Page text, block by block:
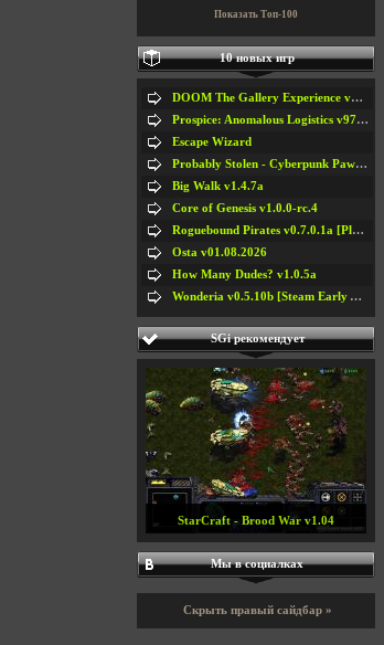
Показать Топ-100
10 новых игр
DOOM The Gallery Experience v1.4.2
Prospice: Anomalous Logistics v97 [Playtest]
Escape Wizard
Probably Stolen - Cyberpunk Pawnshop Simulator v048c [Playtest]
Big Walk v1.4.7a
Core of Genesis v1.0.0-rc.4
Roguebound Pirates v0.7.0.1a [Playtest]
Osta v01.08.2026
How Many Dudes? v1.0.5a
Wonderia v0.5.10b [Steam Early Access]
SGi рекомендует
StarCraft - Brood War v1.04
Мы в социалках
Скрыть правый сайдбар »